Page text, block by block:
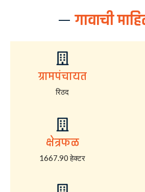
गावाची
ग्रामपंचायत
रिठद
क्षेत्रफळ
1667.90 हेक्टर